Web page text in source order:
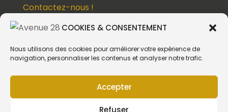
COOKIES & CONSENTEMENT
Nous utilisons des cookies pour améliorer votre expérience de
navigation, personnaliser les contenus et analyser notre trafic.
Accepter
Refuser
Contactez-nous !